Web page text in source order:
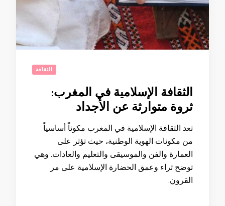
الثقافة
الثقافة الإسلامية في المغرب:
ثروة متوارثة عن الأجداد
تعد الثقافة الإسلامية في المغرب مكوناً أساسياً
من مكونات الهوية الوطنية، حيث تؤثر على
العمارة والفن والموسيقى والتعليم والعادات. وهي
توضح ثراء وعمق الحضارة الإسلامية على مر
القرون.